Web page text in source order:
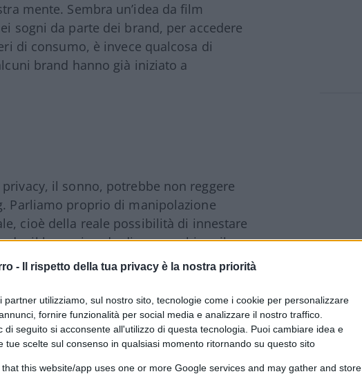
- Il rispetto della tua privacy è la nostra priorità
partner utilizziamo, sul nostro sito, tecnologie come i cookie per personalizzare
fornire funzionalità per social media e analizzare il nostro traffico.
di seguito si acconsente all'utilizzo di questa tecnologia. Puoi cambiare idea e
tue scelte sul consenso in qualsiasi momento ritornando su questo sito
that this website/app uses one or more Google services and may gather and store
mente. Sembra un’idea da film
sogni da parte dei brand, per accedere
di consumo, è invece qualcosa di
brand hanno già iniziato a
il sonno, potrebbe non reggere
Parliamo proprio di manipolazione
cioè della reale possibilità di innestare
il buon ricordo di un marchio o il
attraverso i sogni? Perché “i sogni
per aiutarci a prendere
vite in futuro”, dichiara Robert
Medical School ed esperto in studi